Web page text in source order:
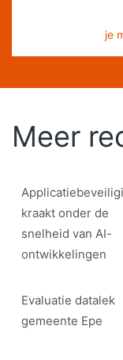
je
Meer
kraakt onder de
snelheid van AI-
ontwikkelingen
Evaluatie datalek
gemeente Epe